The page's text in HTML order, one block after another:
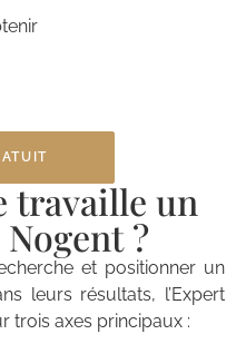
travaille un
?
et positionner un
leurs résultats, l’Expert
trois axes principaux :